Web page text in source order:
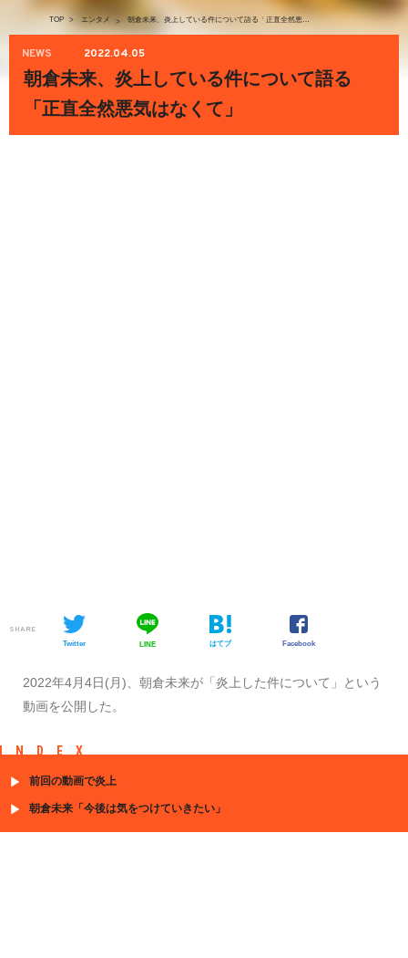
TOP > エンタメ > 朝倉未来、炎上している件について語る「正直全然悪気はなくて」
NEWS 2022.04.05
朝倉未来、炎上している件について語る
「正直全然悪気はなくて」
SHARE
Twitter LINE はてブ Facebook
2022年4月4日(月)、朝倉未来が「炎上した件について」という
動画を公開した。
INDEX
前回の動画で炎上
朝倉未来「今後は気をつけていきたい」